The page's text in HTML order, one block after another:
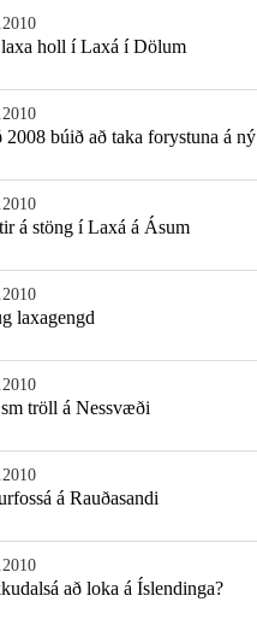
holl í Laxá í Dölum
búið að taka forystuna á ný
á stöng í Laxá á Ásum
laxagengd
tröll á Nessvæði
á Rauðasandi
að loka á Íslendinga?